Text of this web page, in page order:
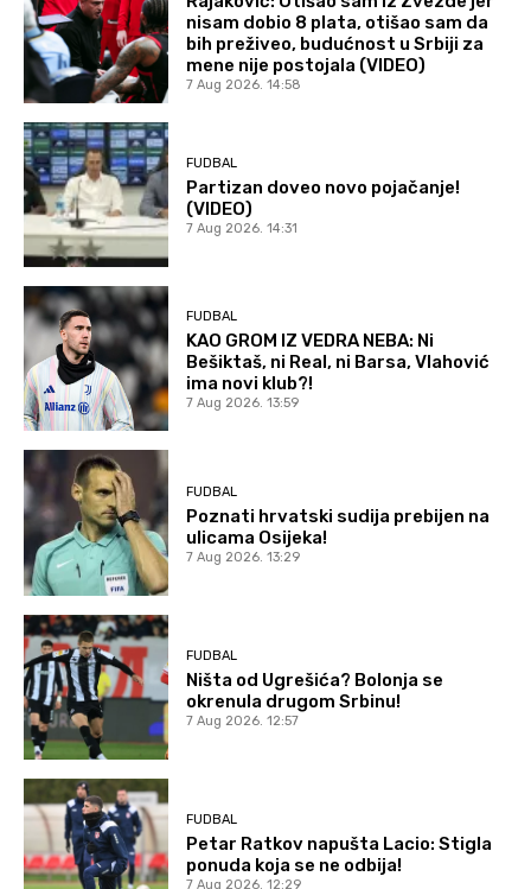
nisam dobio 8 plata, otišao sam da
bih preživeo, budućnost u Srbiji za
mene nije postojala (VIDEO)
7 Aug 2026. 14:58
FUDBAL
Partizan doveo novo pojačanje!
(VIDEO)
7 Aug 2026. 14:31
FUDBAL
KAO GROM IZ VEDRA NEBA: Ni
Bešiktaš, ni Real, ni Barsa, Vlahović
ima novi klub?!
7 Aug 2026. 13:59
FUDBAL
Poznati hrvatski sudija prebijen na
ulicama Osijeka!
7 Aug 2026. 13:29
FUDBAL
Ništa od Ugrešića? Bolonja se
okrenula drugom Srbinu!
7 Aug 2026. 12:57
FUDBAL
Petar Ratkov napušta Lacio: Stigla
ponuda koja se ne odbija!
7 Aug 2026. 12:29